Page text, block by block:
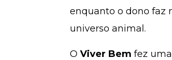
enquanto o dono faz
universo animal.
O Viver Bem fez